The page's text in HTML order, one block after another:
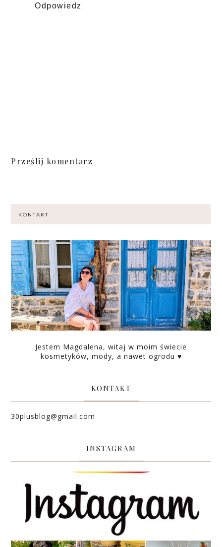
Odpowiedz
Prześlij komentarz
KONTAKT
Jestem Magdalena, witaj w moim świecie
kosmetyków, mody, a nawet ogrodu ♥
KONTAKT
30plusblog@gmail.com
INSTAGRAM